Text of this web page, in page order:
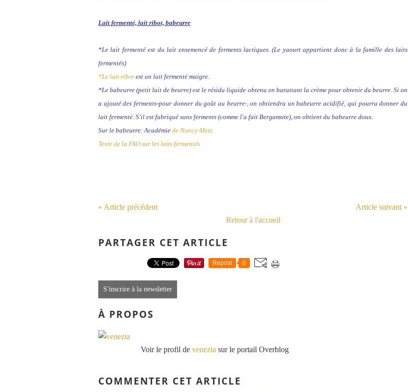
Lait fermenté, lait ribot, babeurre
*Le lait fermenté est du lait ensemencé de ferments lactiques. (Le yaourt appartient donc à la famille des laits
fermentés)
*Le lait ribot est un lait fermenté maigre.
*Le babeurre (petit lait de beurre) est le résidu liquide obtenu en barattant la crème pour obtenir du beurre. Si on
a ajouté des ferments-pour donner du goût au beurre-, on obtiendra un babeurre acidifié, qui pourra donner du
lait fermenté. S'il est fabriqué sans ferments (comme l'a fait Bergamote), on obtient du babeurre doux.
Sur le babeurre: Académie de Nancy-Metz
Texte de la FAO sur les laits fermentés
« Article précédent
Article suivant »
Retour à l'accueil
PARTAGER CET ARTICLE
Repost 0
S'inscrire à la newsletter
À PROPOS
Voir le profil de venezia sur le portail Overblog
COMMENTER CET ARTICLE